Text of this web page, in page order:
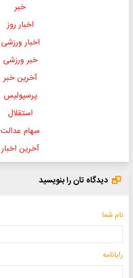
خبر
اخبار روز
اخبار ورزشی
خبر ورزشی
آخرین خبر
پرسپولیس
استقلال
سهام عدالت
آخرین اخبار
دیدگاه تان را بنویسید
نام شما
رایانامه